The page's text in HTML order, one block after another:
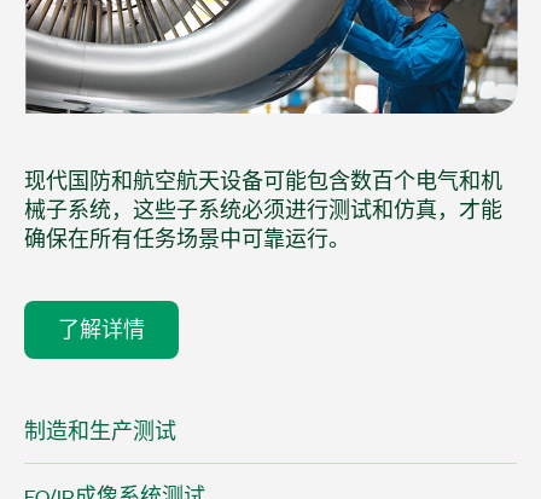
现代国防和航空航天设备可能包含数百个电气和机
械子系统，这些子系统必须进行测试和仿真，才能
确保在所有任务场景中可靠运行。
了解详情
制造和生产测试